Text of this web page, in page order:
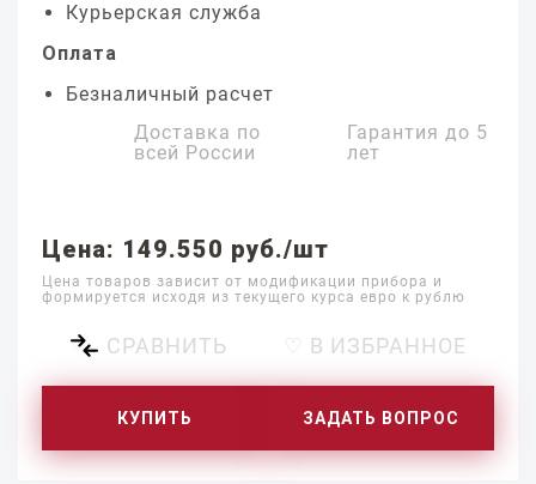
Курьерская служба
Оплата
Безналичный расчет
Доставка по
всей России
Гарантия до 5
лет
Цена: 149.550 руб./шт
Цена товаров зависит от модификации прибора и
формируется исходя из текущего курса евро к рублю
СРАВНИТЬ ♡ В ИЗБРАННОЕ
КУПИТЬ ЗАДАТЬ ВОПРОС